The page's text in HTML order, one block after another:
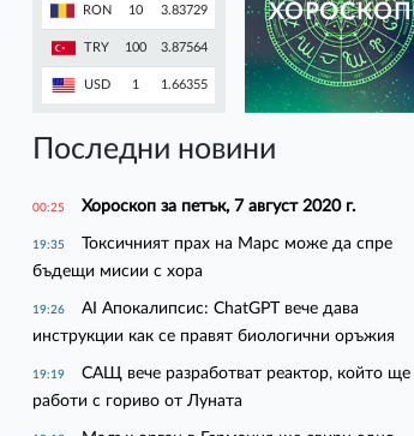
RON 10 3.83729
TRY 100 3.87564
USD 1 1.66355
ХОРОСКОП
Последни новини
00:25 Хороскоп за петък, 7 август 2020 г.
19:35
Токсичният прах на Марс може да спре
бъдещи мисии с хора
19:26
AI Апокалипсис: ChatGPT вече дава
инструкции как се правят биологични оръжия
19:19
САЩ вече разработват реактор, който ще
работи с гориво от Луната